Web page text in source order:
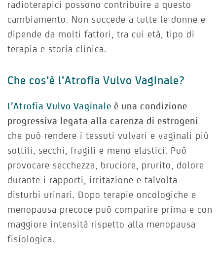
radioterapici possono contribuire a questo
cambiamento. Non succede a tutte le donne e
dipende da molti fattori, tra cui età, tipo di
terapia e storia clinica.
Che cos’è l’Atrofia Vulvo Vaginale?
L’Atrofia Vulvo Vaginale è una condizione
progressiva legata alla carenza di estrogeni
che può rendere i tessuti vulvari e vaginali più
sottili, secchi, fragili e meno elastici. Può
provocare secchezza, bruciore, prurito, dolore
durante i rapporti, irritazione e talvolta
disturbi urinari. Dopo terapie oncologiche e
menopausa precoce può comparire prima e con
maggiore intensità rispetto alla menopausa
fisiologica.